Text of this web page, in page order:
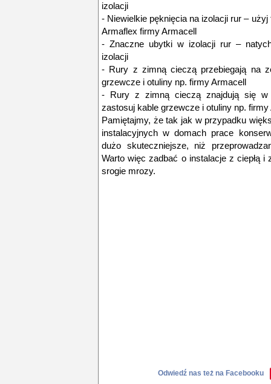
izolacji
- Niewielkie pęknięcia na izolacji rur –
Armaflex firmy Armacell
- Znaczne ubytki w izolacji rur –
izolacji
- Rury z zimną cieczą przebiegają na
grzewcze i otuliny np. firmy Armacell
- Rury z zimną cieczą znajdują się w
zastosuj kable grzewcze i otuliny np. firmy
Pamiętajmy, że tak jak w przypadku
instalacyjnych w domach prace
dużo skuteczniejsze, niż
Warto więc zadbać o instalacje z ciepłą
srogie mrozy.
Odwiedź nas też na Facebooku